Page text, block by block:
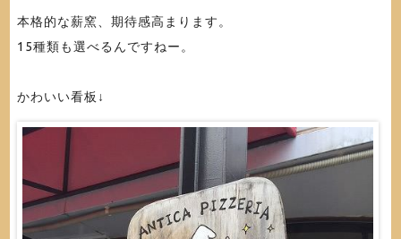
本格的な薪窯、期待感高まります。
15種類も選べるんですねー。
かわいい看板↓